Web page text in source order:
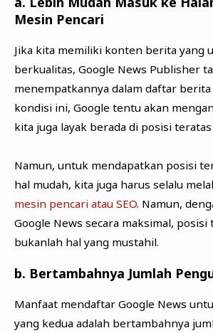
Mesin Pencari
Jika kita memiliki konten berita yang
berkualitas, Google News Publisher
menempatkannya dalam daftar berita
kondisi ini, Google tentu akan
kita juga layak berada di posisi
Namun, untuk mendapatkan posisi
hal mudah, kita juga harus selalu
mesin pencari atau SEO. Namun,
Google News secara maksimal, posisi
bukanlah hal yang mustahil.
b. Bertambahnya Jumlah
Manfaat mendaftar Google News
yang kedua adalah bertambahnya